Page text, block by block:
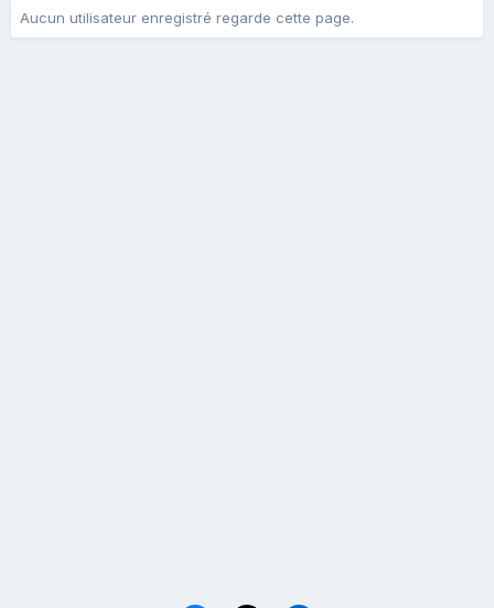
Aucun utilisateur enregistré regarde cette page.